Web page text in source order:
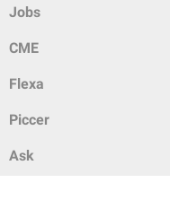
Jobs
CME
Flexa
Piccer
Ask